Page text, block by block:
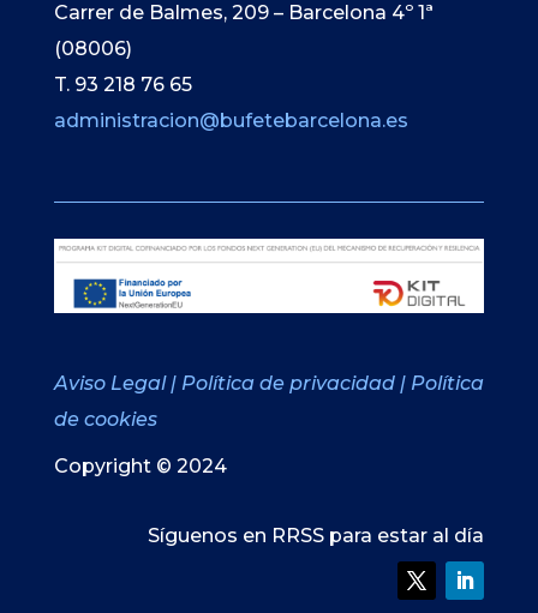
Carrer de Balmes, 209 – Barcelona 4º 1ª
(08006)
T. 93 218 76 65
administracion@bufetebarcelona.es
Aviso Legal | Política de privacidad | Política
de cookies
Copyright © 2024
Síguenos en RRSS para estar al día